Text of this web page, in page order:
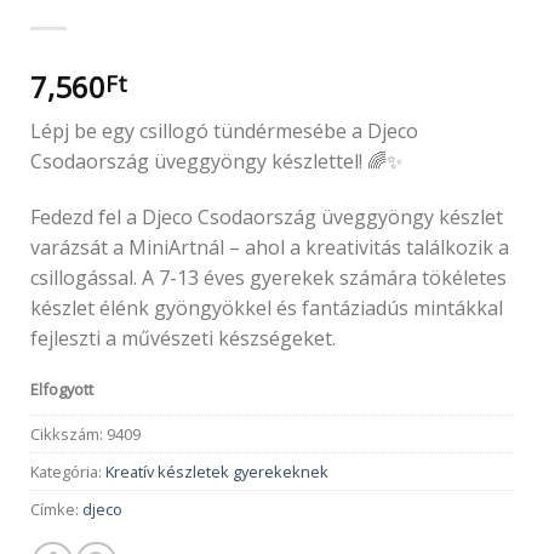
7,560Ft
Lépj be egy csillogó tündérmesébe a Djeco
Csodaország üveggyöngy készlettel! 🌈✨
Fedezd fel a Djeco Csodaország üveggyöngy készlet
varázsát a MiniArtnál – ahol a kreativitás találkozik a
csillogással. A 7-13 éves gyerekek számára tökéletes
készlet élénk gyöngyökkel és fantáziadús mintákkal
fejleszti a művészeti készségeket.
Elfogyott
Cikkszám: 9409
Kategória: Kreatív készletek gyerekeknek
Címke: djeco